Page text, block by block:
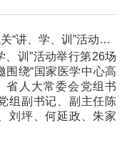
程永忠书记受邀参加省人大常委会机关“讲、学、训”活动并作专题讲座
、训”活动举行第26场
绕“国家医学中心高
省人大常委会党组书
组副书记、副主任陈
刘坪、何延政、朱家